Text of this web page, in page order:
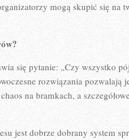
mogą skupić się na
się pytanie: „Czy wszystko
rozwiązania
na bramkach, a
jest dobrze dobrany system